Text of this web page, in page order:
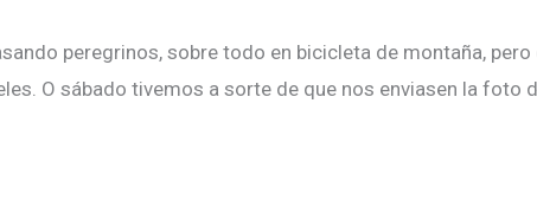
peregrinos, sobre todo en bicicleta de montaña,
O sábado tivemos a sorte de que nos enviasen la foto